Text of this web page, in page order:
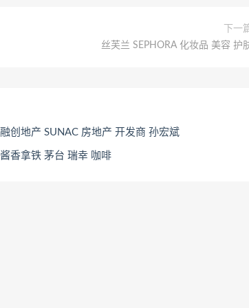
下一
丝芙兰 SEPHORA 化妆品 美容 护
融创地产 SUNAC 房地产 开发商 孙宏斌
酱香拿铁 茅台 瑞幸 咖啡